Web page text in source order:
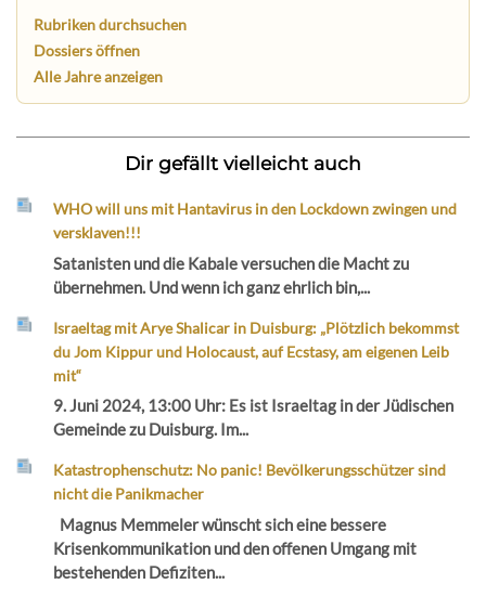
Rubriken durchsuchen
Dossiers öffnen
Alle Jahre anzeigen
Dir gefällt vielleicht auch
WHO will uns mit Hantavirus in den Lockdown zwingen und
versklaven!!!
Satanisten und die Kabale versuchen die Macht zu
übernehmen. Und wenn ich ganz ehrlich bin,...
Israeltag mit Arye Shalicar in Duisburg: „Plötzlich bekommst
du Jom Kippur und Holocaust, auf Ecstasy, am eigenen Leib
mit“
9. Juni 2024, 13:00 Uhr: Es ist Israeltag in der Jüdischen
Gemeinde zu Duisburg. Im...
Katastrophenschutz: No panic! Bevölkerungsschützer sind
nicht die Panikmacher
Magnus Memmeler wünscht sich eine bessere
Krisenkommunikation und den offenen Umgang mit
bestehenden Defiziten...